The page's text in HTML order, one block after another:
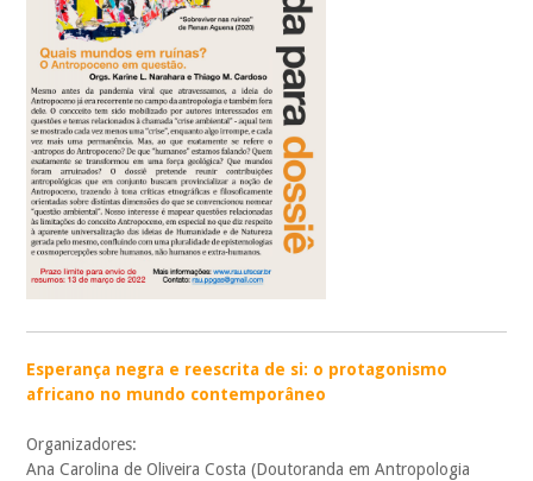
Esperança negra e reescrita de si: o protagonismo
africano no mundo contemporâneo
Organizadores:
Ana Carolina de Oliveira Costa (Doutoranda em Antropologia